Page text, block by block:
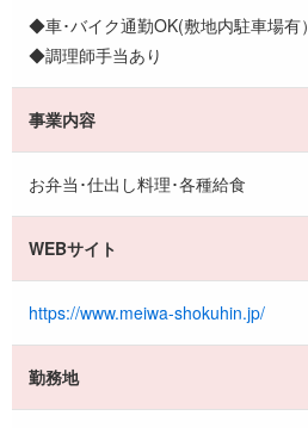
◆車･バイク通勤OK(敷地内駐車場有）
◆調理師手当あり
事業内容
お弁当･仕出し料理･各種給食
WEBサイト
https://www.meiwa-shokuhin.jp/
勤務地